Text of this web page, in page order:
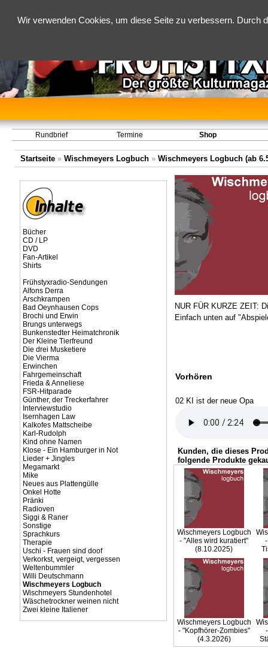
Wir verwenden Cookies, um diese Seite zu verbessern.
Rundbrief Termine Shop
Startseite» Wischmeyers Logbuch» Wischmeyers Logbuch (ab
Bücher
CD / LP
DVD
Fan-Artikel
Shirts
Frühstyxradio-Sendungen
Alfons Derra
Arschkrampen
Bad Oeynhausen Cops
Brochi und Erwin
Brungs unterwegs
Bunkenstedter Heimatchronik
Der Kleine Tierfreund
Die drei Musketiere
Die Vierma
Erwinchen
Fahrgemeinschaft
Frieda & Anneliese
FSR-Hitparade
Günther, der Treckerfahrer
Interviewstudio
Isernhagen Law
Kalkofes Mattscheibe
Karl-Rudolph
Kind ohne Namen
Klose - Ein Hamburger in Not
Lieder + Jingles
Megamarkt
Mike
Neues aus Plattengülle
Onkel Hotte
Pränki
Radioven
Siggi & Raner
Sonstige
Sprachkurs
Therapie
Uschi - Frauen sind doof
Verkorkst, vergeigt, vergessen
Weltenbummler
Willi Deutschmann
Wischmeyers Logbuch
Wischmeyers Stundenhotel
Wäschetrockner weinen nicht
Zwei kleine Italiener
NUR FÜR KURZE ZEIT:
Einfach unten auf
Vorhören
02 KI ist der neue Opa
Kunden, die dieses
folgende Produkte
Wischmeyers Logbuch
- "Alles wird kuratiert"
(8.10.2025)
Wischmeyers Logbuch
- "Kopfhörer-Zombies"
(4.3.2026)